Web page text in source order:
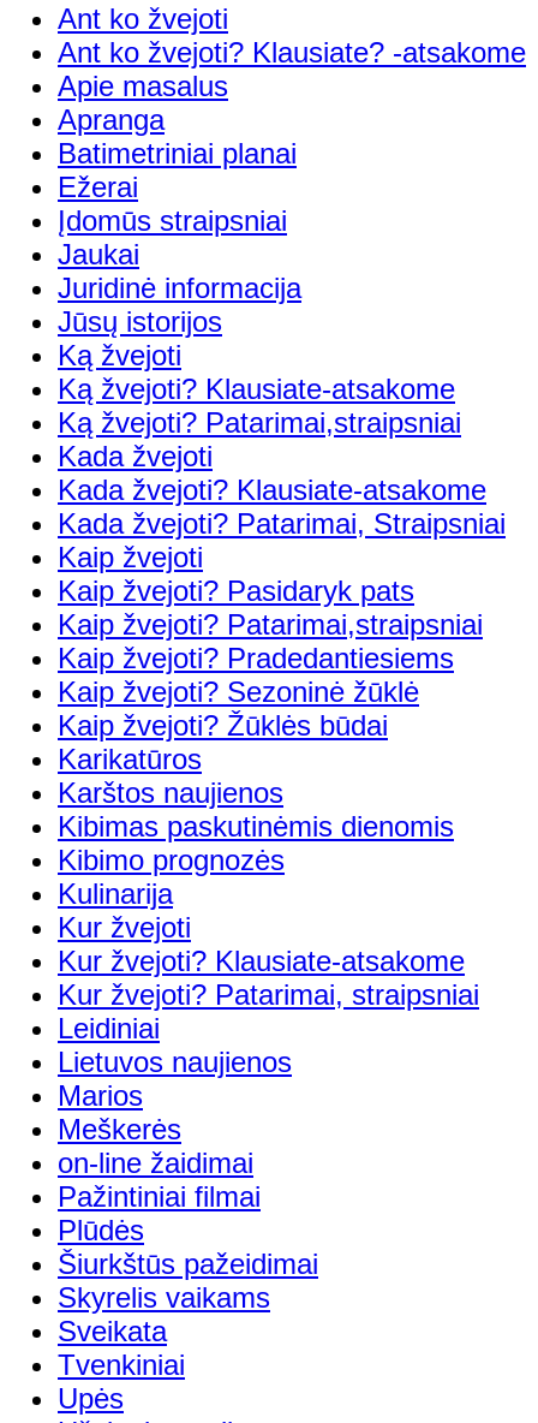
Ant ko žvejoti
Ant ko žvejoti? Klausiate? -atsakome
Apie masalus
Apranga
Batimetriniai planai
Ežerai
Įdomūs straipsniai
Jaukai
Juridinė informacija
Jūsų istorijos
Ką žvejoti
Ką žvejoti? Klausiate-atsakome
Ką žvejoti? Patarimai,straipsniai
Kada žvejoti
Kada žvejoti? Klausiate-atsakome
Kada žvejoti? Patarimai, Straipsniai
Kaip žvejoti
Kaip žvejoti? Pasidaryk pats
Kaip žvejoti? Patarimai,straipsniai
Kaip žvejoti? Pradedantiesiems
Kaip žvejoti? Sezoninė žūklė
Kaip žvejoti? Žūklės būdai
Karikatūros
Karštos naujienos
Kibimas paskutinėmis dienomis
Kibimo prognozės
Kulinarija
Kur žvejoti
Kur žvejoti? Klausiate-atsakome
Kur žvejoti? Patarimai, straipsniai
Leidiniai
Lietuvos naujienos
Marios
Meškerės
on-line žaidimai
Pažintiniai filmai
Plūdės
Šiurkštūs pažeidimai
Skyrelis vaikams
Sveikata
Tvenkiniai
Upės